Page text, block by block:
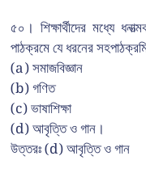
৫০। শিক্ষার্থীদের মধ্যে
পাঠক্রমে যে ধরনের
(a) সমাজবিজ্ঞান
(b) গণিত
(c) ভাষাশিক্ষা
(d) আবৃত্তি ও গান।
উত্তরঃ (d) আবৃত্তি ও গান